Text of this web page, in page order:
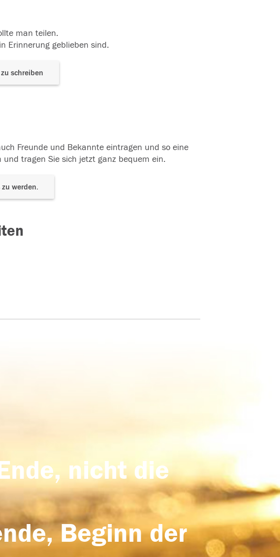
man teilen.
Erinnerung geblieben sind.
schreiben
Freunde und Bekannte eintragen und so eine
tragen Sie sich jetzt ganz bequem ein.
werden.
nicht die
Beginn der